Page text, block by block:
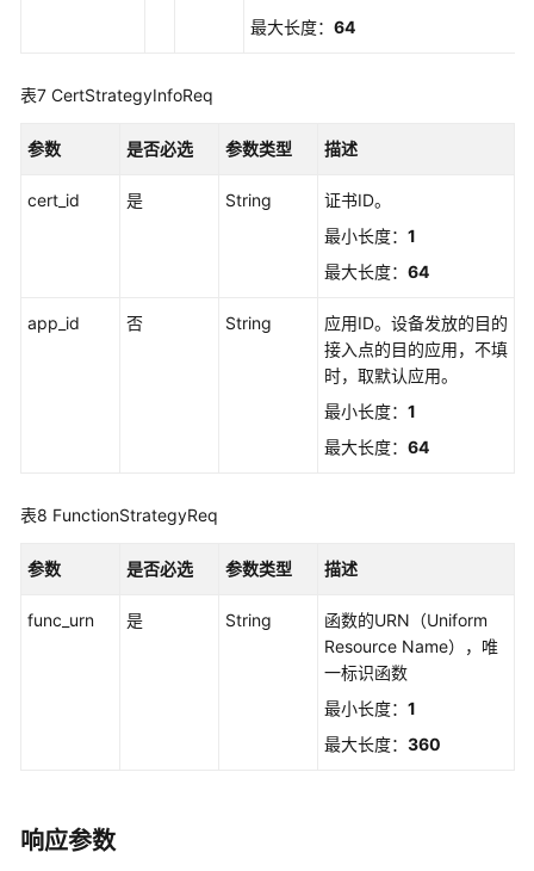
载
用
品
担
云
务
皮
最大长度： 64
表7 CertStrategyInfoReq
参数 是否必选 参数类型 描述
cert_id 是 String
证书ID。
最小长度： 1
最大长度： 64
app_id 否 String
应用ID。设备发放的目的
接入点的目的应用，不填
时，取默认应用。
最小长度： 1
最大长度： 64
表8 FunctionStrategyReq
参数 是否必选 参数类型 描述
func_urn 是 String
函数的URN（Uniform
Resource Name），唯
一标识函数
最小长度： 1
最大长度： 360
响应参数